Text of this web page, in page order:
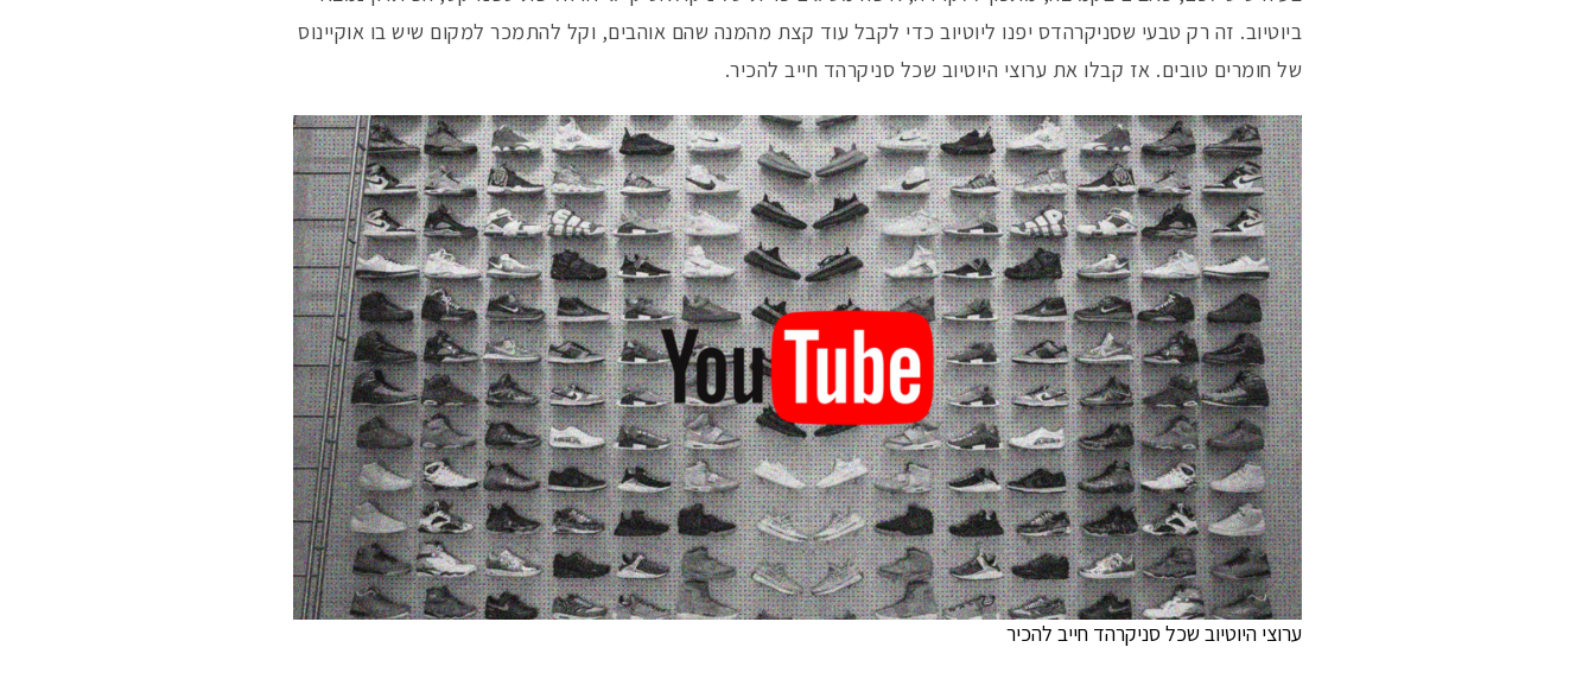
ו
ביוטיוב. זה רק טבעי שסניקרהדס יפנו ליוטיוב כדי לקבל עוד קצת מהמנה שהם אוהבים, וקל להתמכר למקום שיש בו אוקיינוס
של חומרים טובים. אז קבלו את ערוצי היוטיוב שכל סניקרהד חייב להכיר.
ערוצי היוטיוב שכל סניקרהד חייב להכיר